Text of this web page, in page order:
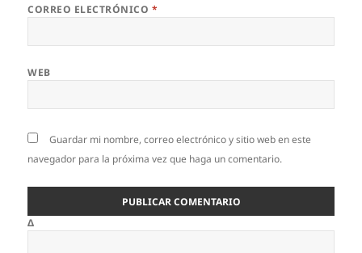
CORREO ELECTRÓNICO *
WEB
Guardar mi nombre, correo electrónico y sitio web en este
navegador para la próxima vez que haga un comentario.
Δ